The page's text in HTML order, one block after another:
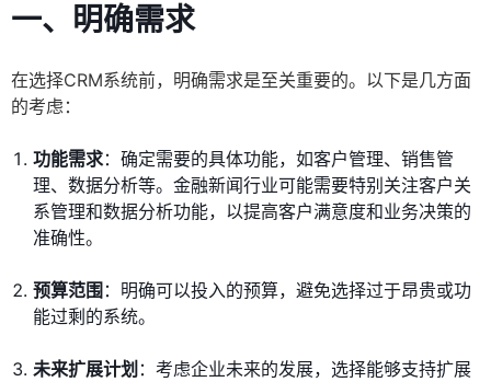
一、明确需求
在选择CRM系统前，明确需求是至关重要的。以下是几方面
的考虑：
功能需求：确定需要的具体功能，如客户管理、销售管
理、数据分析等。金融新闻行业可能需要特别关注客户关
系管理和数据分析功能，以提高客户满意度和业务决策的
准确性。
预算范围 ：明确可以投入的预算，避免选择过于昂贵或功
能过剩的系统。
未来扩展计划 ：考虑企业未来的发展，选择能够支持扩展